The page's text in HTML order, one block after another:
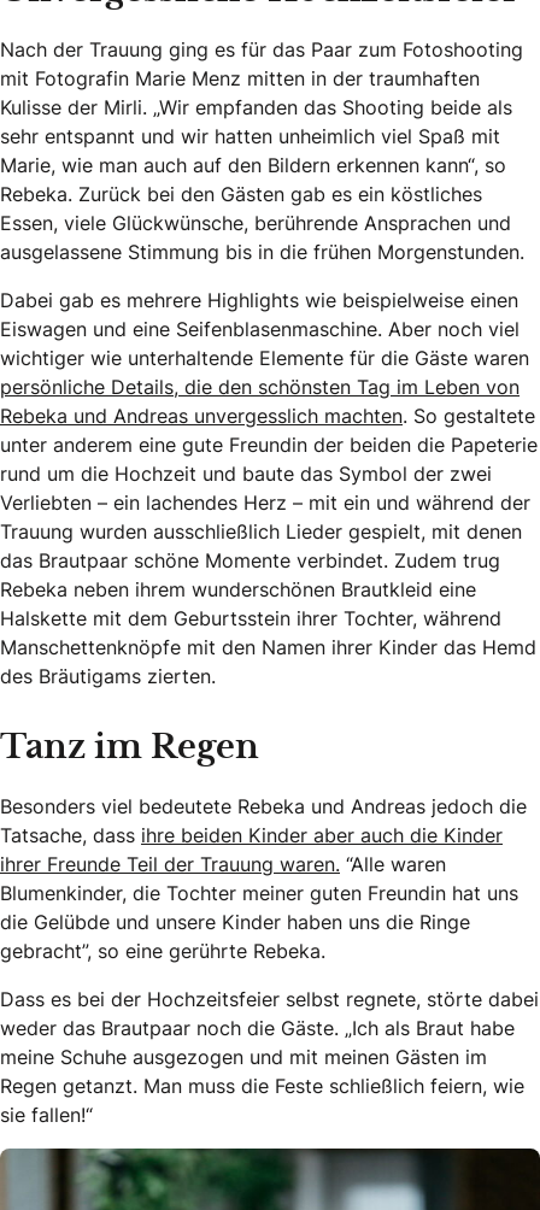
Nach der Trauung ging es für das Paar zum Fotoshooting
mit Fotografin Marie Menz mitten in der traumhaften
Kulisse der Mirli. „Wir empfanden das Shooting beide als
sehr entspannt und wir hatten unheimlich viel Spaß mit
Marie, wie man auch auf den Bildern erkennen kann“, so
Rebeka. Zurück bei den Gästen gab es ein köstliches
Essen, viele Glückwünsche, berührende Ansprachen und
ausgelassene Stimmung bis in die frühen Morgenstunden.
Dabei gab es mehrere Highlights wie beispielweise einen
Eiswagen und eine Seifenblasenmaschine. Aber noch viel
wichtiger wie unterhaltende Elemente für die Gäste waren
persönliche Details, die den schönsten Tag im Leben von
Rebeka und Andreas unvergesslich machten. So gestaltete
unter anderem eine gute Freundin der beiden die Papeterie
rund um die Hochzeit und baute das Symbol der zwei
Verliebten – ein lachendes Herz – mit ein und während der
Trauung wurden ausschließlich Lieder gespielt, mit denen
das Brautpaar schöne Momente verbindet. Zudem trug
Rebeka neben ihrem wunderschönen Brautkleid eine
Halskette mit dem Geburtsstein ihrer Tochter, während
Manschettenknöpfe mit den Namen ihrer Kinder das Hemd
des Bräutigams zierten.
Tanz im Regen
Besonders viel bedeutete Rebeka und Andreas jedoch die
Tatsache, dass ihre beiden Kinder aber auch die Kinder
ihrer Freunde Teil der Trauung waren. “Alle waren
Blumenkinder, die Tochter meiner guten Freundin hat uns
die Gelübde und unsere Kinder haben uns die Ringe
gebracht”, so eine gerührte Rebeka.
Dass es bei der Hochzeitsfeier selbst regnete, störte dabei
weder das Brautpaar noch die Gäste. „Ich als Braut habe
meine Schuhe ausgezogen und mit meinen Gästen im
Regen getanzt. Man muss die Feste schließlich feiern, wie
sie fallen!“